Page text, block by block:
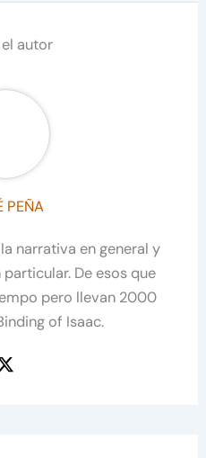
autor
PEÑA
narrativa en general y
De esos que
pero llevan 2000
of Isaac.